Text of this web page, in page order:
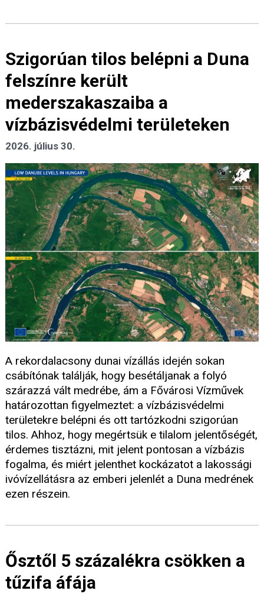
Szigorúan tilos belépni a Duna
felszínre került
mederszakaszaiba a
vízbázisvédelmi területeken
2026. július 30.
A rekordalacsony dunai vízállás idején sokan
csábítónak találják, hogy besétáljanak a folyó
szárazzá vált medrébe, ám a Fővárosi Vízművek
határozottan figyelmeztet: a vízbázisvédelmi
területekre belépni és ott tartózkodni szigorúan
tilos. Ahhoz, hogy megértsük e tilalom jelentőségét,
érdemes tisztázni, mit jelent pontosan a vízbázis
fogalma, és miért jelenthet kockázatot a lakossági
ivóvízellátásra az emberi jelenlét a Duna medrének
ezen részein.
Ősztől 5 százalékra csökken a
tűzifa áfája